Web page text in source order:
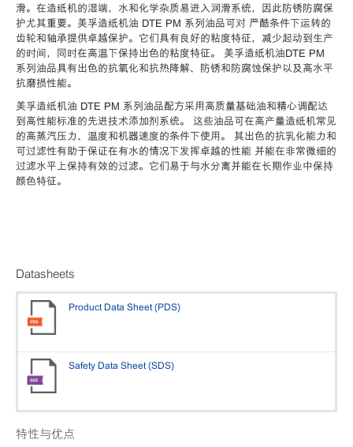
滑。在造纸机的湿端，水和化学杂质易进入润滑系统，因此防锈防腐保
护尤其重要。美孚造纸机油 DTE PM 系列油品可对 严酷条件下运转的
齿轮和轴承提供卓越保护。它们具有良好的粘度特征，减少起动到生产
的时间，同时在高温下保持出色的粘度特征。 美孚造纸机油DTE PM
系列油品具有出色的抗氧化和抗热降解、防锈和防腐蚀保护以及高水平
抗磨损性能。
美孚造纸机油 DTE PM 系列油品配方采用高质量基础油和精心调配达
到高性能标准的先进技术添加剂系统。 这些油品可在高产量造纸机常见
的高蒸汽压力、温度和机器速度的条件下使用。 其出色的抗乳化能力和
可过滤性有助于保证在有水的情况下发挥卓越的性能 并能在非常微细的
过滤水平上保持有效的过滤。它们易于与水分离并能在长期作业中保持
颜色特征。
Datasheets
Product Data Sheet (PDS)
Safety Data Sheet (SDS)
特性与优点